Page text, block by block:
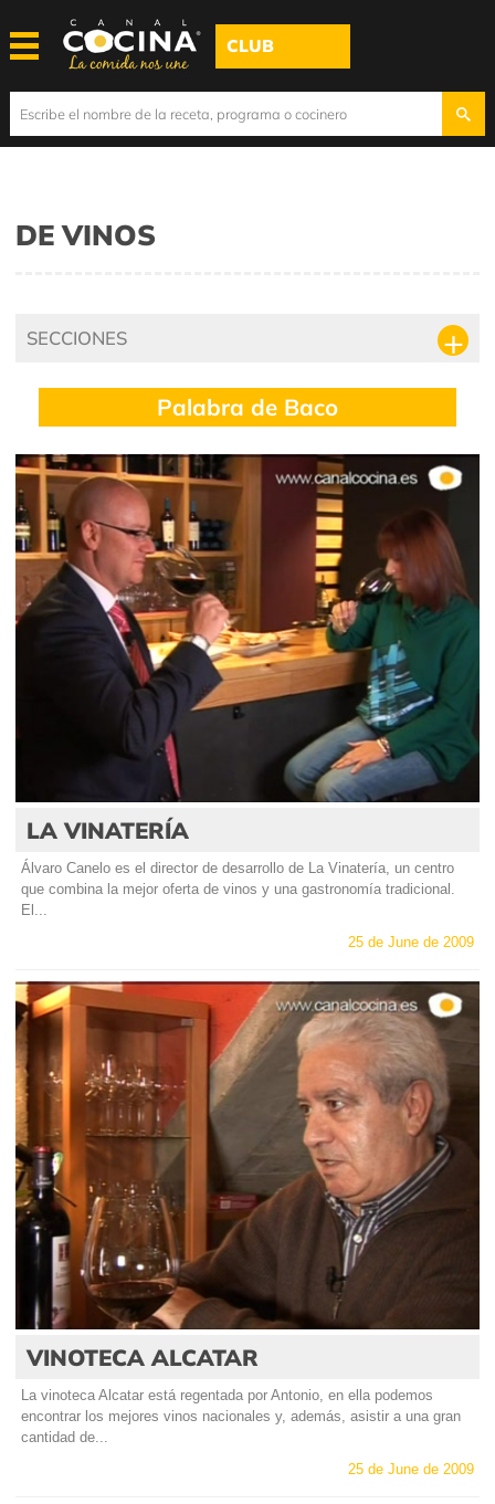
CLUB
DE VINOS
SECCIONES
Palabra de Baco
LA VINATERÍA
Álvaro Canelo es el director de desarrollo de La Vinatería, un centro
que combina la mejor oferta de vinos y una gastronomía tradicional.
El...
25 de June de 2009
VINOTECA ALCATAR
La vinoteca Alcatar está regentada por Antonio, en ella podemos
encontrar los mejores vinos nacionales y, además, asistir a una gran
cantidad de...
25 de June de 2009